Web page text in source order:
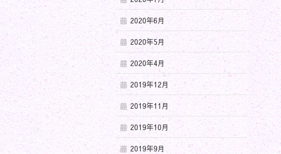
2020年6月
2020年5月
2020年4月
2019年12月
2019年11月
2019年10月
2019年9月